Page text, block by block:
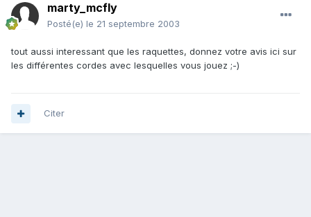
marty_mcfly
Posté(e) le 21 septembre 2003
tout aussi interessant que les raquettes, donnez votre avis ici sur
les différentes cordes avec lesquelles vous jouez ;-)
Citer